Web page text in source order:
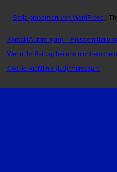
Stolz präsentiert von WordPress
KontaktAutoren(pm) –
Wenn Ihr Beitrag bei uns nicht
Cookie-Richtlinie (EU) Impressum